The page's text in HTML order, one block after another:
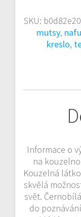
SKU:
mutsy,
kreslo,
Informace o
na
Kouzelná
skvělá
svět.
do